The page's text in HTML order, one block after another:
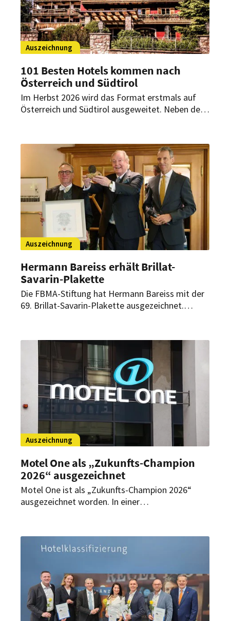
Auszeichnung
101 Besten Hotels kommen nach
Österreich und Südtirol
Im Herbst 2026 wird das Format erstmals auf
Österreich und Südtirol ausgeweitet. Neben der
„101 Lifetime Achievement Award“ vergeben
Auszeichnung
Hermann Bareiss erhält Brillat-
Savarin-Plakette
Die FBMA-Stiftung hat Hermann Bareiss mit der
69. Brillat-Savarin-Plakette ausgezeichnet.
Engagement für Gastlichkeit und Tafelkultur.
Auszeichnung
Motel One als „Zukunfts-Champion
2026“ ausgezeichnet
Motel One ist als „Zukunfts-Champion 2026“
ausgezeichnet worden. In einer
Budget-Hotels die höchste Bewertung.